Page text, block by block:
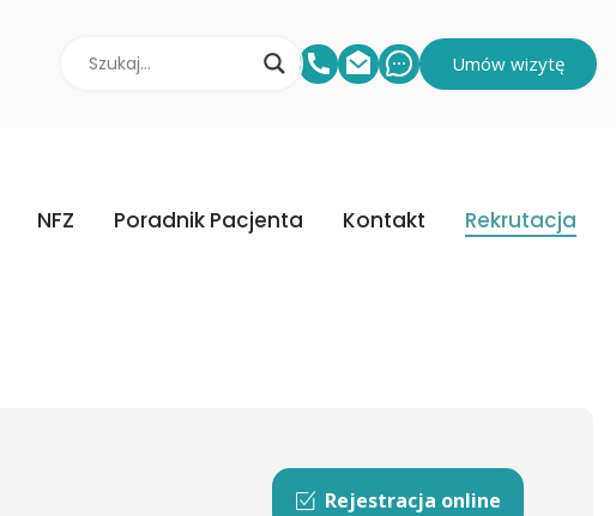
Umów wizytę
NFZ Poradnik Pacjenta Kontakt Rekrutacja
Rejestracja online